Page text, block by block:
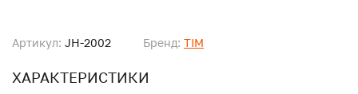
Артикул: JH-2002 Бренд: TIM
ХАРАКТЕРИСТИКИ